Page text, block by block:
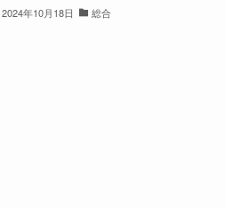
2024年10月18日 総合